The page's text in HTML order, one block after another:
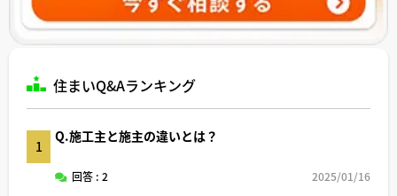
住まいQ&Aランキング
1
Q.施工主と施主の違いとは？
回答 : 2 2025/01/16